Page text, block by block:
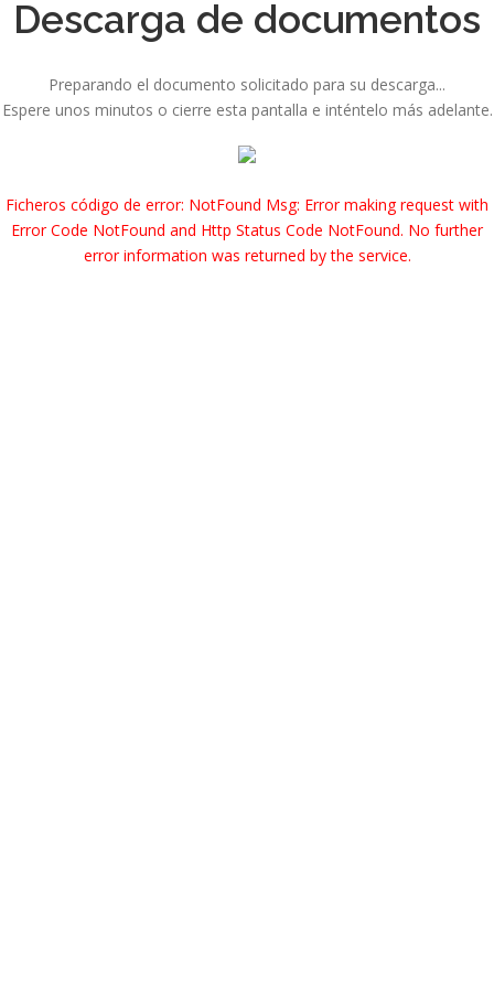
Descarga de documentos
Preparando el documento solicitado para su descarga...
Espere unos minutos o cierre esta pantalla e inténtelo más adelante.
Ficheros código de error: NotFound Msg: Error making request with
Error Code NotFound and Http Status Code NotFound. No further
error information was returned by the service.